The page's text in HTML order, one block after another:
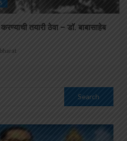
तयारी ठेवा – डाॅ. बाबासाहेब